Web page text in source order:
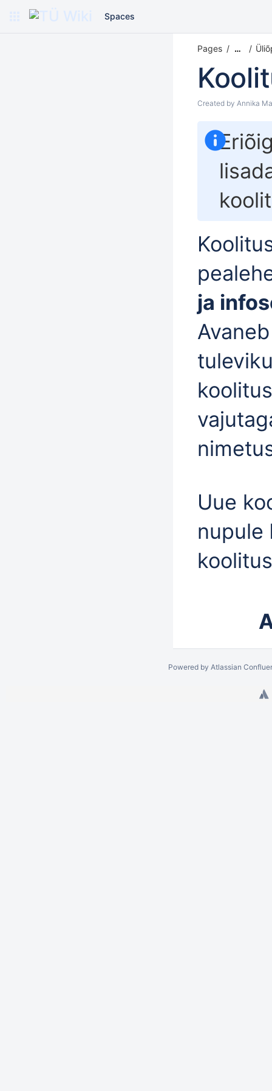
Spaces
Pages …
Created by Annika
ja
Uue
nupule
Powered by Atlassian